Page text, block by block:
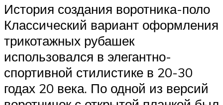
История создания воротника-поло
Классический вариант оформления
трикотажных рубашек
использовался в элегантно-
спортивной стилистике в 20-30
годах 20 века. По одной из версий